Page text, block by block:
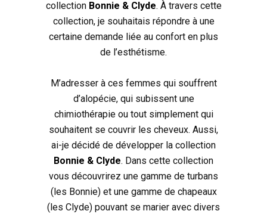
collection Bonnie & Clyde. À travers cette
collection, je souhaitais répondre à une
certaine demande liée au confort en plus
de l’esthétisme.
M’adresser à ces femmes qui souffrent
d’alopécie, qui subissent une
chimiothérapie ou tout simplement qui
souhaitent se couvrir les cheveux. Aussi,
ai-je décidé de développer la collection
Bonnie & Clyde. Dans cette collection
vous découvrirez une gamme de turbans
(les Bonnie) et une gamme de chapeaux
(les Clyde) pouvant se marier avec divers